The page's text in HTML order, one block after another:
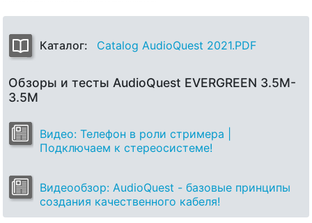
Каталог: Catalog AudioQuest 2021.PDF
Обзоры и тесты AudioQuest EVERGREEN 3.5M-
3.5M
Видео: Телефон в роли стримера |
Подключаем к стереосистеме!
Видеообзор: AudioQuest - базовые принципы
создания качественного кабеля!